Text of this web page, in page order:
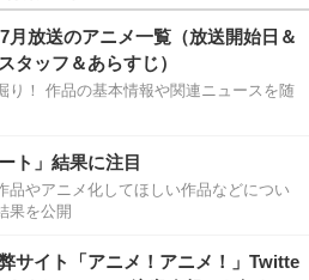
7月放送のアニメ一覧（放送開始日＆
タッフ＆あらすじ）
り！ 作品の基本情報や関連ニュースを随
ト」結果に注目
品やアニメ化してほしい作品などについ
果を公開
サイト「アニメ！アニメ！」Twitte